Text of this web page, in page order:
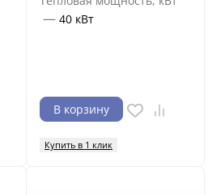
— 40 кВт
В корзину
Купить в 1 клик